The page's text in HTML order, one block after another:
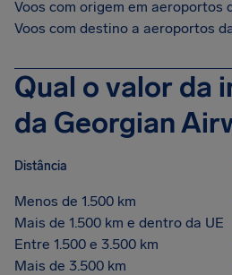
Voos com origem em aeroportos
Voos com destino a aeroportos
Qual o valor da
da Georgian
Distância
Menos de 1.500 km
Mais de 1.500 km e dentro da UE
Entre 1.500 e 3.500 km
Mais de 3.500 km